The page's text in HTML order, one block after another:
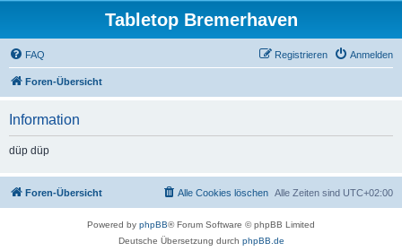
Tabletop Bremerhaven
FAQ Anmelden
Registrieren
Foren-Übersicht
Information
düp düp
Foren-Übersicht Alle Zeiten sind UTC+02:00
Alle Cookies löschen
Powered by phpBB® Forum Software © phpBB Limited
Deutsche Übersetzung durch phpBB.de